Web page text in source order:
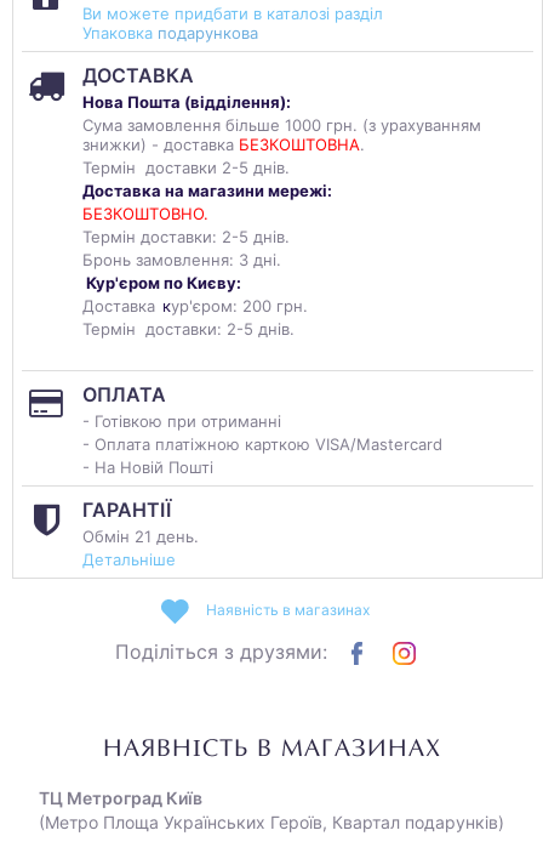
Ви можете придбати в каталозі разділ
Упаковка подарункова
ДОСТАВКА
Нова Пошта (відділення):
Сума замовлення більше 1000 грн. (з урахуванням
знижки) - доставка БЕЗКОШТОВНА.
Термін доставки 2-5 днів.
Доставка на магазини мережі:
БЕЗКОШТОВНО.
Термін доставки: 2-5 днів.
Бронь замовлення: 3 дні.
Кур'єром по Києву:
Доставка кур'єром: 200 грн.
Термін доставки: 2-5 днів.
ОПЛАТА
- Готівкою при отриманні
- Оплата платіжною карткою VISA/Mastercard
- На Новій Пошті
ГАРАНТІЇ
Обмін 21 день.
Детальніше
Наявність в магазинах
Поділіться з друзями:
НАЯВНІСТЬ В МАГАЗИНАХ
ТЦ Метроград Київ
(Метро Площа Українських Героїв, Квартал подарунків)